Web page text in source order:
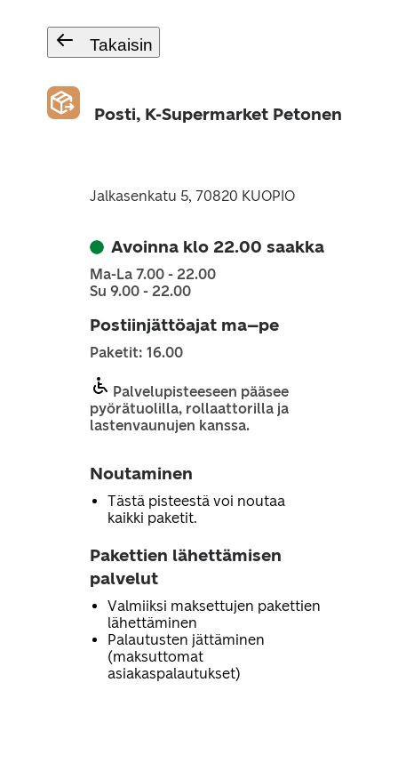
Takaisin
Posti, K-Supermarket Petonen
Jalkasenkatu 5, 70820 KUOPIO
Avoinna klo 22.00 saakka
Ma-La 7.00 - 22.00
Su 9.00 - 22.00
Postiinjättöajat ma–pe
Paketit: 16.00
Palvelupisteeseen pääsee
pyörätuolilla, rollaattorilla ja
lastenvaunujen kanssa.
Noutaminen
Tästä pisteestä voi noutaa
kaikki paketit.
Pakettien lähettämisen
palvelut
Valmiiksi maksettujen pakettien
lähettäminen
Palautusten jättäminen
(maksuttomat
asiakaspalautukset)